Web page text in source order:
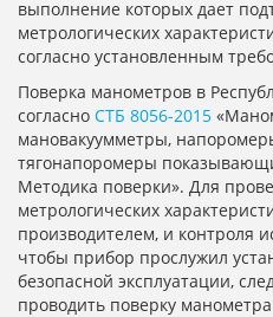
выполнение которых дает
метрологических
согласно установленным
Поверка манометров в
согласно СТБ 8056-2015
мановакуумметры,
тягонапоромеры
Методика поверки». Для
метрологических
производителем, и контроля
чтобы прибор прослужил
безопасной эксплуатации,
проводить поверку